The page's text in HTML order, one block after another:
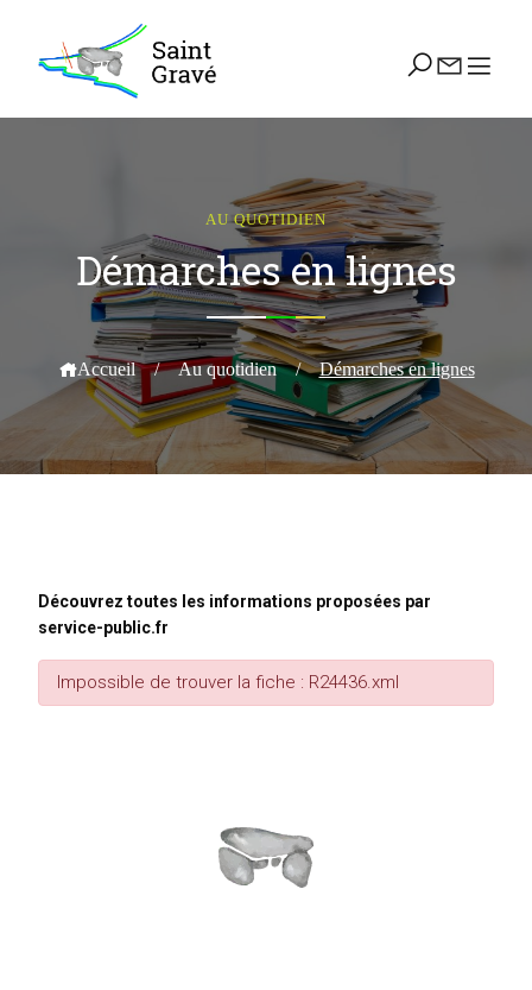
AU QUOTIDIEN
Démarches en lignes
Accueil / Au quotidien / Démarches en lignes
Découvrez toutes les informations proposées par
service-public.fr
Impossible de trouver la fiche : R24436.xml